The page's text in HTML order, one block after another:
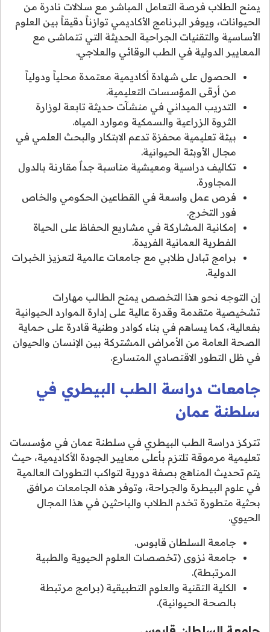
يمنح الطلاب فرصة التعامل المباشر مع سلالات نادرة من
الحيوانات، ويوفر البرنامج الأكاديمي توازناً دقيقاً بين العلوم
الأساسية والتقنيات الجراحية الحديثة التي تتماشى مع
المعايير الدولية في الطب الوقائي والعلاجي.
الحصول على شهادة أكاديمية معتمدة محلياً ودولياً
من أرقى المؤسسات التعليمية.
التدريب الميداني في منشآت حديثة تابعة لوزارة
الثروة الزراعية والسمكية وموارد المياه.
بيئة تعليمية محفزة تدعم الابتكار والبحث العلمي في
مجال الأوبئة الحيوانية.
تكاليف دراسية ومعيشية مناسبة جداً مقارنة بالدول
المجاورة.
فرص عمل واسعة في القطاعين الحكومي والخاص
فور التخرج.
إمكانية المشاركة في مشاريع الحفاظ على الحياة
الفطرية العمانية الفريدة.
برامج تبادل طلابي مع جامعات عالمية لتعزيز الخبرات
الدولية.
إن التوجه نحو هذا التخصص يمنح الطالب مهارات
تشخيصية متقدمة وقدرة عالية على إدارة الموارد الحيوانية
بفعالية، كما يساهم في بناء كوادر وطنية قادرة على حماية
الصحة العامة من الأمراض المشتركة بين الإنسان والحيوان
في ظل التطور الاقتصادي المتسارع.
جامعات دراسة الطب البيطري في
سلطنة عمان
تتركز دراسة الطب البيطري في سلطنة عمان في مؤسسات
تعليمية مرموقة تلتزم بأعلى معايير الجودة الأكاديمية، حيث
يتم تحديث المناهج بصفة دورية لتواكب التطورات العالمية
في علوم البيطرة والجراحة، وتوفر هذه الجامعات مرافق
بحثية متطورة تخدم الطلاب والباحثين في هذا المجال
الحيوي.
جامعة السلطان قابوس.
جامعة نزوى (تخصصات العلوم الحيوية والطبية
المرتبطة).
الكلية التقنية والعلوم التطبيقية (برامج مرتبطة
بالصحة الحيوانية).